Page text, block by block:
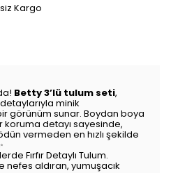
Kargo
Betty 3’lü tulum seti,
minik
görünüm sunar. Boydan boya
koruma detayı sayesinde,
vermeden en hızlı şekilde
Fırfır Detaylı Tulum.
nefes aldıran, yumuşacık